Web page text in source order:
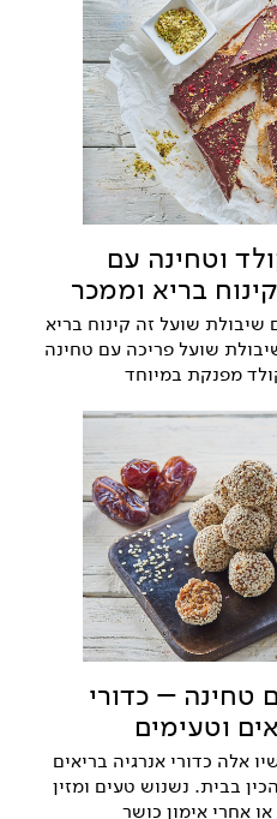
וטחינה עם
בריא וממכר
שיבולת שועל זה קינוח בריא
שועל פריכה עם טחינה
מפנקת במיוחד
טחינה – כדורי
וטעימים
אלה כדורי אנרגיה בריאים
בבית. נשנוש טעים ומזין
אחרי אימון כושר